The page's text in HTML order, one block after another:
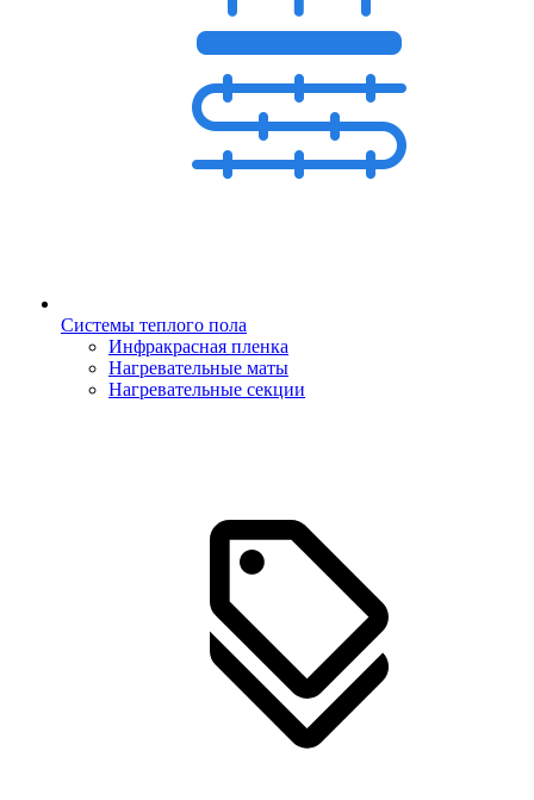
Системы теплого пола
Инфракрасная пленка
Нагревательные маты
Нагревательные секции